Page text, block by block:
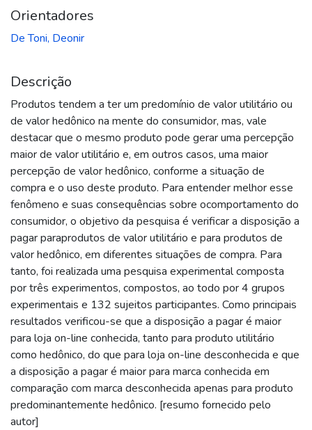
Orientadores
De Toni, Deonir
Descrição
Produtos tendem a ter um predomínio de valor utilitário ou
de valor hedônico na mente do consumidor, mas, vale
destacar que o mesmo produto pode gerar uma percepção
maior de valor utilitário e, em outros casos, uma maior
percepção de valor hedônico, conforme a situação de
compra e o uso deste produto. Para entender melhor esse
fenômeno e suas consequências sobre ocomportamento do
consumidor, o objetivo da pesquisa é verificar a disposição a
pagar paraprodutos de valor utilitário e para produtos de
valor hedônico, em diferentes situações de compra. Para
tanto, foi realizada uma pesquisa experimental composta
por três experimentos, compostos, ao todo por 4 grupos
experimentais e 132 sujeitos participantes. Como principais
resultados verificou-se que a disposição a pagar é maior
para loja on-line conhecida, tanto para produto utilitário
como hedônico, do que para loja on-line desconhecida e que
a disposição a pagar é maior para marca conhecida em
comparação com marca desconhecida apenas para produto
predominantemente hedônico. [resumo fornecido pelo
autor]